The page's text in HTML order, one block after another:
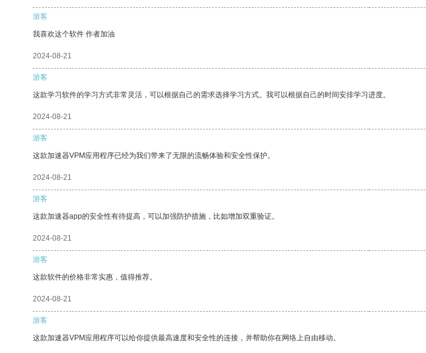
游客
我喜欢这个软件 作者加油
2024-08-21
游客
这款学习软件的学习方式非常灵活，可以根据自己的需求选择学习方式。我可以根据自己的时间安排学习进度。
2024-08-21
游客
这款加速器VPM应用程序已经为我们带来了无限的流畅体验和安全性保护。
2024-08-21
游客
这款加速器app的安全性有待提高，可以加强防护措施，比如增加双重验证。
2024-08-21
游客
这款软件的价格非常实惠，值得推荐。
2024-08-21
游客
这款加速器VPM应用程序可以给你提供最高速度和安全性的连接，并帮助你在网络上自由移动。